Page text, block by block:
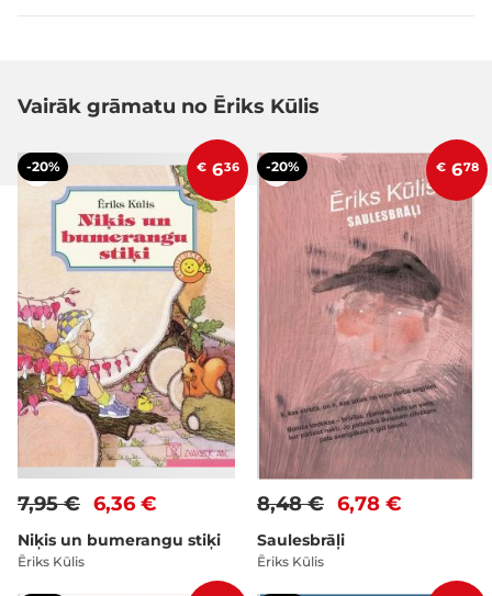
Vairāk grāmatu no Ēriks Kūlis
-20% € 636
6,36 €
7,95 €
Niķis un bumerangu stiķi
Ēriks Kūlis
-20% € 678
6,78 €
8,48 €
Saulesbrāļi
Ēriks Kūlis